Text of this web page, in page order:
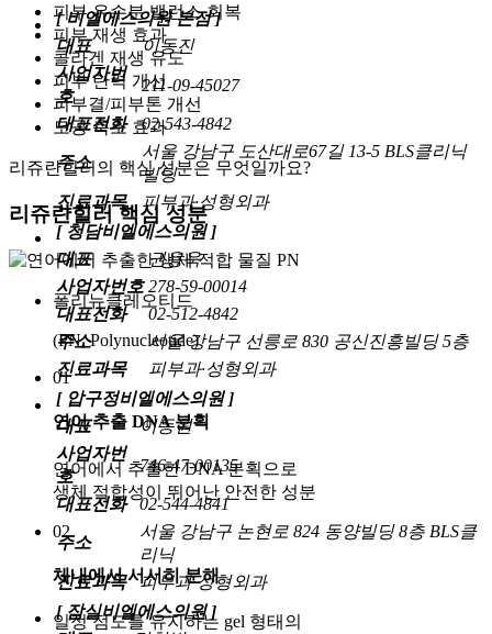
피부 유수분 밸런스 회복
피부 재생 효과
콜라겐 재생 유도
피부 탄력 개선
피부결/피부톤 개선
모공 축소 효과
리쥬란힐러의 핵심 성분은 무엇일까요?
리쥬란힐러 핵심 성분
폴리뉴클레오티드
(PN, Polynucleotide)
01
연어 추출 DNA 분획
연어에서 추출한 DNA 분획으로
생체 적합성이 뛰어난 안전한 성분
02
체내에서 서서히 분해
일정 점도를 유지하는 gel 형태의
[ 비엘에스의원 본점 ]
대표
이동진
사업자번
호
211-09-45027
대표전화 02-543-4842
주소
서울 강남구 도산대로67길 13-5 BLS클리닉
빌딩
진료과목
피부과·성형외과
[ 청담비엘에스의원 ]
대표
권용욱
사업자번호 278-59-00014
대표전화
02-512-4842
주소
서울 강남구 선릉로 830 공신진흥빌딩 5층
진료과목
피부과·성형외과
[ 압구정비엘에스의원 ]
대표
이동원
사업자번
호
746-47-00135
대표전화 02-544-4841
주소
서울 강남구 논현로 824 동양빌딩 8층 BLS클
리닉
진료과목
피부과·성형외과
[ 잠실비엘에스의원 ]